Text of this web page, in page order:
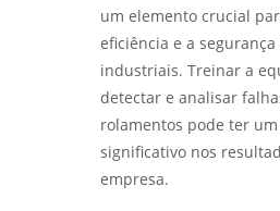
um elemento crucial
eficiência e a
industriais. Treinar a
detectar e analisar
rolamentos pode ter
significativo nos
empresa.